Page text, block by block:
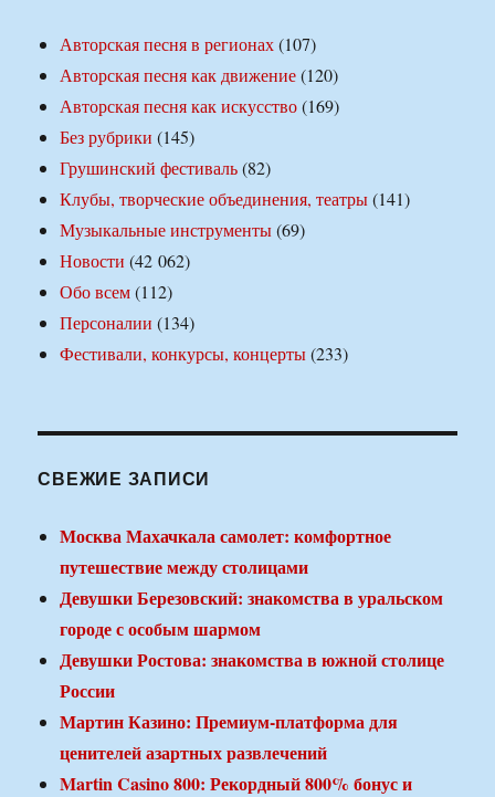
Авторская песня в регионах(107)
Авторская песня как движение(120)
Авторская песня как искусство(169)
Без рубрики (145)
Грушинский фестиваль(82)
Клубы, творческие объединения, театры(141)
Музыкальные инструменты(69)
Новости (42 062)
Обо всем(112)
Персоналии (134)
Фестивали, конкурсы, концерты(233)
СВЕЖИЕ ЗАПИСИ
Москва Махачкала самолет: комфортное
путешествие между столицами
Девушки Березовский: знакомства в уральском
городе с особым шармом
Девушки Ростова: знакомства в южной столице
России
Мартин Казино: Премиум-платформа для
ценителей азартных развлечений
Martin Casino 800: Рекордный 800% бонус и